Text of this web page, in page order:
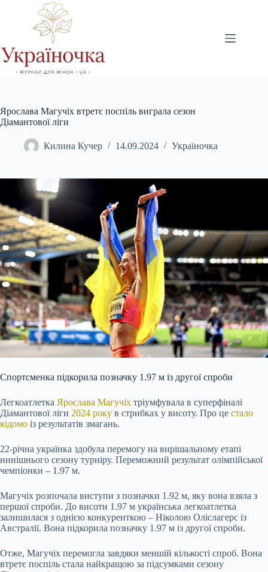
Ярослава Магучіх втретє поспіль виграла сезон
Діамантової ліги
Килина Кучер 14.09.2024 Україночка
Спортсменка підкорила позначку 1.97 м із другої спроби
Легкоатлетка Ярослава Магучіх тріумфувала в суперфіналі
Діамантової ліги 2024 року в стрибках у висоту. Про це стало
відомо із результатів змагань.
22-річна українка здобула перемогу на вирішальному етапі
нинішнього сезону турніру. Переможний результат олімпійської
чемпіонки – 1.97 м.
Магучіх розпочала виступи з позначки 1.92 м, яку вона взяла з
першої спроби. До висоти 1.97 м українська легкоатлетка
залишилася з однією конкуренткою – Ніколою Оліслагерс із
Австралії. Вона підкорила позначку 1.97 м із другої спроби.
Отже, Магучіх перемогла завдяки меншій кількості спроб. Вона
втретє поспіль стала найкращою за підсумками сезону